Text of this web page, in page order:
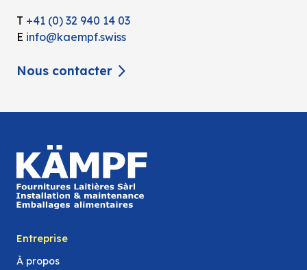
T +41 (0) 32 940 14 03
E info@kaempf.swiss
Nous contacter
Entreprise
À propos